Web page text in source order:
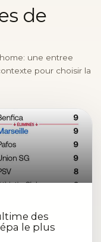
de
une entree
pour choisir la
des
le plus